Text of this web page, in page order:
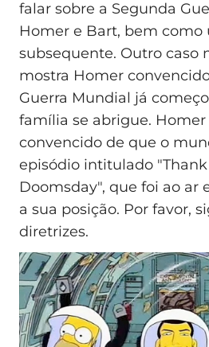
falar sobre a Segunda
Homer e Bart, bem
subsequente. Outro caso
mostra Homer
Guerra Mundial já
família se abrigue.
convencido de que o
episódio intitulado "Thank
Doomsday", que foi ao ar
a sua posição. Por favor,
diretrizes.